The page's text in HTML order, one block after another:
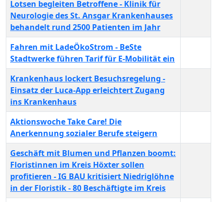
Lotsen begleiten Betroffene - Klinik für
Neurologie des St. Ansgar Krankenhauses
behandelt rund 2500 Patienten im Jahr
Fahren mit LadeÖkoStrom - BeSte
Stadtwerke führen Tarif für E-Mobilität ein
Krankenhaus lockert Besuchsregelung -
Einsatz der Luca-App erleichtert Zugang
ins Krankenhaus
Aktionswoche Take Care! Die
Anerkennung sozialer Berufe steigern
Geschäft mit Blumen und Pflanzen boomt:
Floristinnen im Kreis Höxter sollen
profitieren - IG BAU kritisiert Niedriglöhne
in der Floristik - 80 Beschäftigte im Kreis